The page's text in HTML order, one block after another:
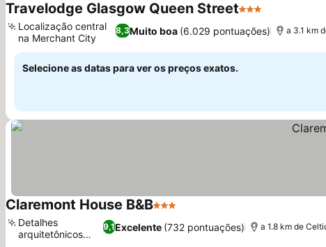
Travelodge Glasgow Queen Street3 Estrelas
8,3Muito boa (6.029 pontuações)
Localização central
na Merchant City
a 3.1 km
Selecione as datas para ver os preços exatos.
Claremont House B&B3 Estrelas
9,1Excelente (732 pontuações)
Detalhes
arquitetônicos
a 1.8 km de